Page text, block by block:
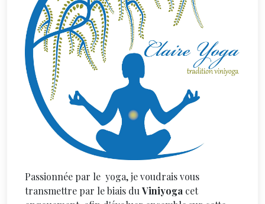
Passionnée par le yoga, je voudrais vous
transmettre par le biais du Viniyoga cet